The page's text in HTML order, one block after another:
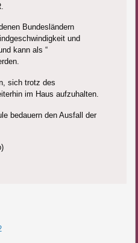
Bundesländern
und
kann als “
sich trotz des
im Haus aufzuhalten.
bedauern den Ausfall der